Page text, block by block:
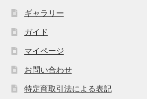
ギャラリー
ガイド
マイページ
お問い合わせ
特定商取引法による表記